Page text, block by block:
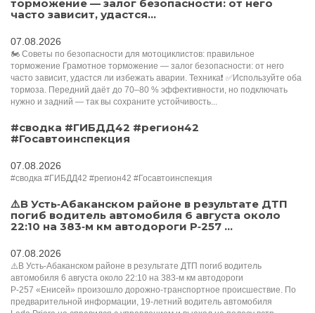
торможение — залог безопасности: от него
часто зависит, удастся...
07.08.2026
🏍 Советы по безопасности для мотоциклистов: правильное
торможение Грамотное торможение — залог безопасности: от него
часто зависит, удастся ли избежать аварии. Техника❗️ ✅Используйте оба
тормоза. Передний даёт до 70–80 % эффективности, но подключать
нужно и задний — так вы сохраните устойчивость...
#сводка #ГИБДД42 #регион42
#Госавтоинспекция
07.08.2026
#сводка #ГИБДД42 #регион42 #Госавтоинспекция
⚠️В Усть‑Абаканском районе в результате ДТП
погиб водитель автомобиля 6 августа около
22:10 на 383‑м км автодороги Р‑257 ...
07.08.2026
⚠️В Усть‑Абаканском районе в результате ДТП погиб водитель
автомобиля 6 августа около 22:10 на 383‑м км автодороги
Р‑257 «Енисей» произошло дорожно‑транспортное происшествие. По
предварительной информации, 19‑летний водитель автомобиля